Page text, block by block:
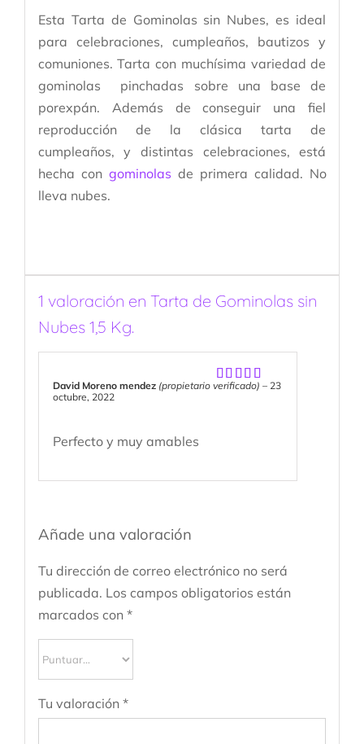
Esta Tarta de Gominolas sin Nubes, es ideal
para celebraciones, cumpleaños, bautizos y
comuniones. Tarta con muchísima variedad de
gominolas pinchadas sobre una base de
porexpán. Además de conseguir una fiel
reproducción de la clásica tarta de
cumpleaños, y distintas celebraciones, está
hecha con gominolas de primera calidad. No
lleva nubes.
1 valoración en Tarta de Gominolas sin
Nubes 1,5 Kg.
Valorado
David Moreno mendez (propietario verificado) – 23
octubre, 2022
Perfecto y muy amables
Añade una valoración
Tu dirección de correo electrónico no será
publicada. Los campos obligatorios están
marcados con *
Tu valoración *